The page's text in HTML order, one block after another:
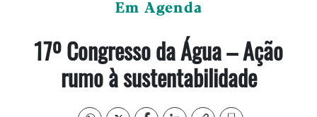
Em Agenda
17º Congresso da Água – Ação
rumo à sustentabilidade